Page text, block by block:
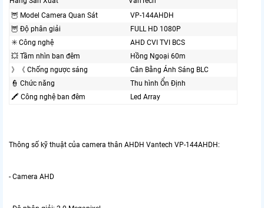
🦉 Model Camera Quan Sát
VP-144AHDH
🦉 Độ phân giải
FULL HD 1080P
✳️ Công nghệ
AHD CVI TVI BCS
💥 Tầm nhìn ban đêm
Hồng Ngoại 60m
》《 Chống ngược sáng
Cân Bằng Ánh Sáng BLC
👮 Chức năng
Thu hình Ổn Định
🖍 Công nghệ ban đêm
Led Array
Thông số kỹ thuật của camera thân AHDH Vantech VP-144AHDH:
- Camera AHD